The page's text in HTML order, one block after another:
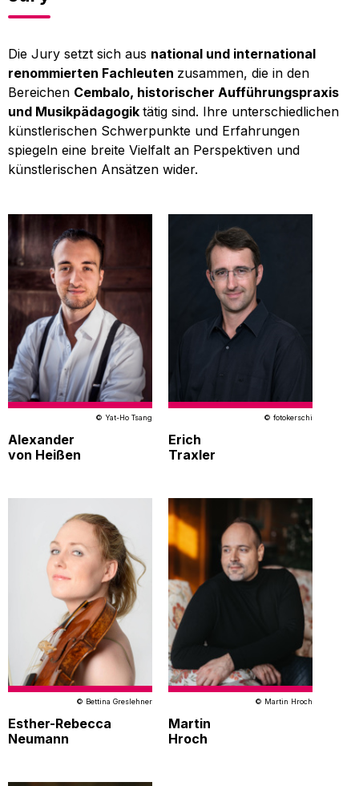
Die Jury setzt sich aus national und international
renommierten Fachleuten zusammen, die in den
Bereichen Cembalo, historischer Aufführungspraxis
und Musikpädagogik tätig sind. Ihre unterschiedlichen
künstlerischen Schwerpunkte und Erfahrungen
spiegeln eine breite Vielfalt an Perspektiven und
künstlerischen Ansätzen wider.
© Yat-Ho Tsang
Alexander
von Heißen
© fotokerschi
Erich
Traxler
© Bettina Greslehner
Esther-Rebecca
Neumann
© Martin Hroch
Martin
Hroch